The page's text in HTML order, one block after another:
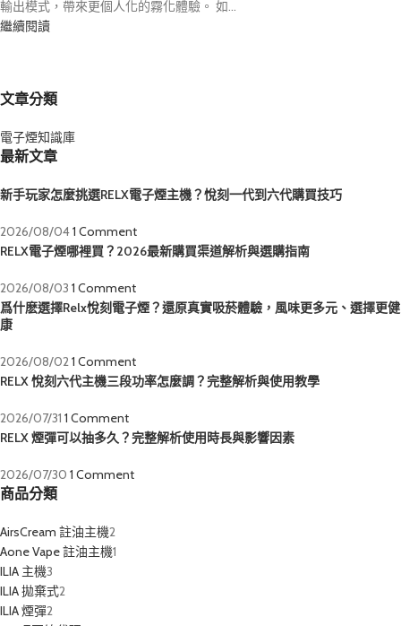
輸出模式，帶來更個人化的霧化體驗。 如...
繼續閱讀
文章分類
電子煙知識庫
最新文章
新手玩家怎麼挑選RELX電子煙主機？悅刻一代到六代購買技巧
2026/08/041 Comment
RELX電子煙哪裡買？2026最新購買渠道解析與選購指南
2026/08/03 1 Comment
爲什麽選擇Relx悅刻電子煙？還原真實吸菸體驗，風味更多元、選擇更健
康
2026/08/021 Comment
RELX 悅刻六代主機三段功率怎麼調？完整解析與使用教學
2026/07/31 1 Comment
RELX 煙彈可以抽多久？完整解析使用時長與影響因素
2026/07/30 1 Comment
商品分類
AirsCream 註油主機2
Aone Vape 註油主機1
ILIA 主機3
ILIA 拋棄式2
ILIA 煙彈2